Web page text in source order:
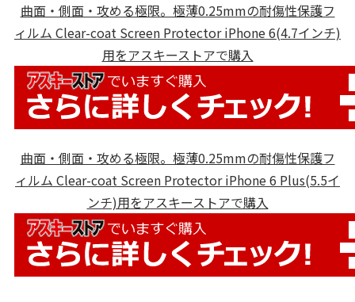
曲面・側面・攻める極限。極薄0.25mmの耐傷性保護フ
ィルム Clear-coat Screen Protector iPhone 6(4.7インチ)
用をアスキーストアで購入
曲面・側面・攻める極限。極薄0.25mmの耐傷性保護フ
ィルム Clear-coat Screen Protector iPhone 6 Plus(5.5イ
ンチ)用をアスキーストアで購入